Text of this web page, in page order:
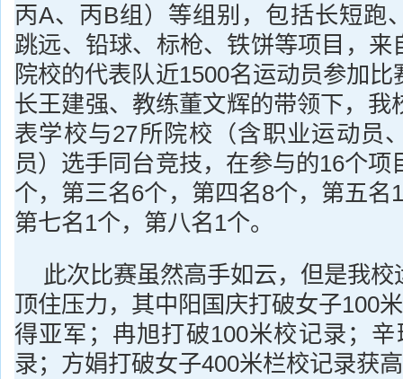
丙A、丙B组）等组别，包括长短跑
跳远、铅球、标枪、铁饼等项目，来
院校的代表队近1500名运动员参加
长王建强、教练董文辉的带领下，我
表学校与27所院校（含职业运动员
员）选手同台竞技，在参与的16个项
个，第三名6个，第四名8个，第五名
第七名1个，第八名1个。
此次比赛虽然高手如云，但是我
顶住压力，其中阳国庆打破女子100
得亚军；冉旭打破100米校记录；
录；方娟打破女子400米栏校记录获